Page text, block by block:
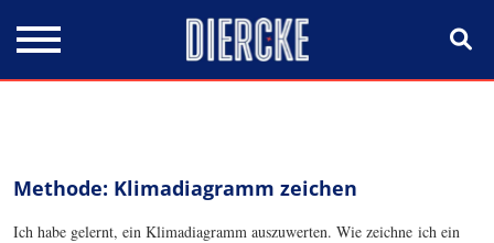
Methode: Klimadiagramm zeichen
Ich habe gelernt, ein Klimadiagramm auszuwerten. Wie zeichne ich ein